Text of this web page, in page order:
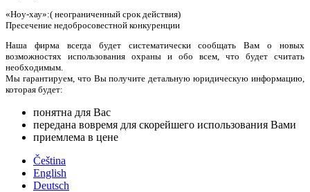
«Ноу-хау»:( неограниченный срок действия)
Пресечение недобросовестной конкуренции
Наша фирма всегда будет систематически сообщать Вам о новых
возможностях использования охраны и обо всем, что будет считать
необходимым.
Мы гарантируем, что Вы получите детальную юридическую информацию,
которая будет:
понятна для Вас
передана вовремя для скорейшего использования Вами
приемлема в цене
Čeština
English
Deutsch